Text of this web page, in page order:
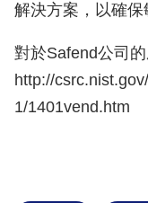
解決方案，以確保
對於Safend公司
http://
1/1401vend.htm